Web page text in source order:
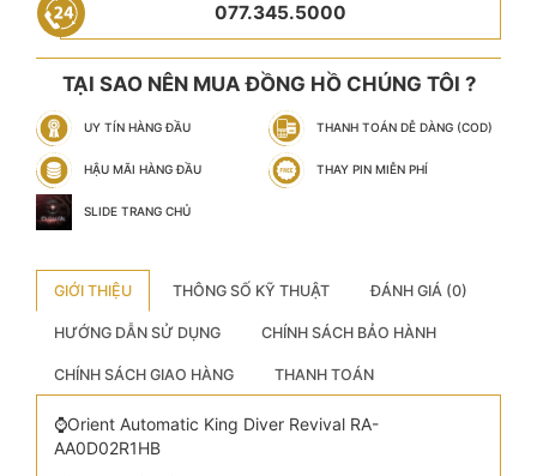
077.345.5000
TẠI SAO NÊN MUA ĐỒNG HỒ CHÚNG TÔI ?
UY TÍN HÀNG ĐẦU THANH TOÁN DỄ DÀNG (COD)
HẬU MÃI HÀNG ĐẦU THAY PIN MIỄN PHÍ
SLIDE TRANG CHỦ
GIỚI THIỆU THÔNG SỐ KỸ THUẬT ĐÁNH GIÁ (0)
HƯỚNG DẪN SỬ DỤNG CHÍNH SÁCH BẢO HÀNH
CHÍNH SÁCH GIAO HÀNG THANH TOÁN
⌚Orient Automatic King Diver Revival RA-
AA0D02R1HB